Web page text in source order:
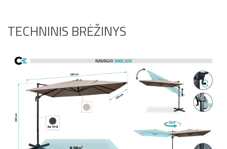
TECHNINIS BRĖŽINYS